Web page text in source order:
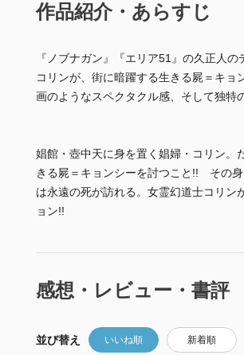
作品紹介・あらすじ
『ノブナガン』『エリア51』の久正
コリンが、街に暗躍する生きる屍＝キ
画のようなスペクタクル感、そして独特
娼館・壺中天に身を置く娼婦・コリン。
きる屍＝キョンシーを討つこと!! その
は永遠の死が訪れる。女霊幻道士コリン
ョン!!
感想・レビュー・書評
並び替え いいね順 新着順